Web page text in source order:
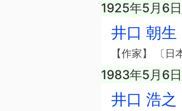
1925年5月6
井口 朝生
【作家】 〔日
1983年5月6
井口 浩之